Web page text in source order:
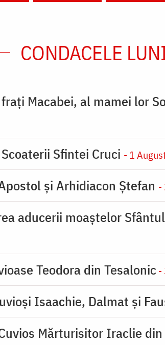
CONDACELE
Macabei, al mamei lor
Sfintei Cruci - 1
și Arhidiacon Ștefan -
aducerii moaştelor
Teodora din Tesalonic -
Isaachie, Dalmat şi
Mărturisitor Iraclie